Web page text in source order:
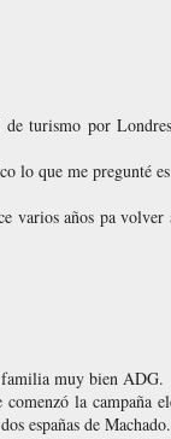
turismo por
lo que me pregunté
varios años pa
muy bien ADG.
comenzó la
españas de Machado.